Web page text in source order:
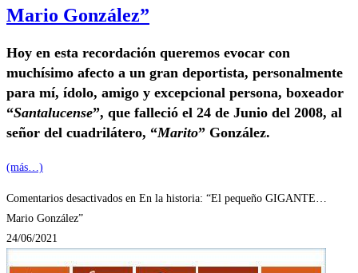
Mario González”
Hoy en esta recordación queremos evocar con
muchísimo afecto a un gran deportista, personalmente
para mí, ídolo, amigo y excepcional persona, boxeador
“Santalucense”, que falleció el 24 de Junio del 2008, al
señor del cuadrilátero, “Marito” González.
(más…)
Comentarios desactivados en En la historia: “El pequeño GIGANTE…
Mario González”
24/06/2021